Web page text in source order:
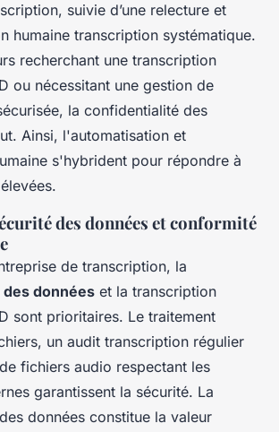
suivie d’une relecture et
humaine transcription systématique.
recherchant une transcription
ou nécessitant une gestion de
la confidentialité des
Ainsi, l'automatisation et
s'hybrident pour répondre à
des données et conformité
de transcription, la
données et la transcription
sont prioritaires. Le traitement
un audit transcription régulier
fichiers audio respectant les
garantissent la sécurité. La
données constitue la valeur